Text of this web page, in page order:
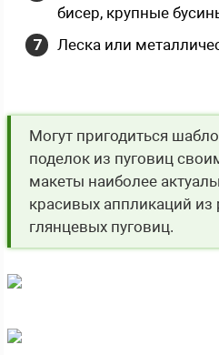
бисер, крупные
Леска или
Могут пригодиться
поделок из пуговиц
макеты наиболее
красивых аппликаций из
глянцевых пуговиц.